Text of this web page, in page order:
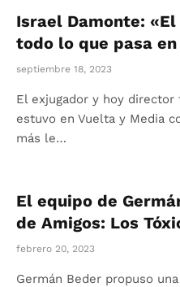
Israel Damonte:
todo lo que pasa
septiembre 18, 2023
El exjugador y hoy director
estuvo en Vuelta y Media
más le…
El equipo de
de Amigos: Los
febrero 20, 2023
Germán Beder propuso